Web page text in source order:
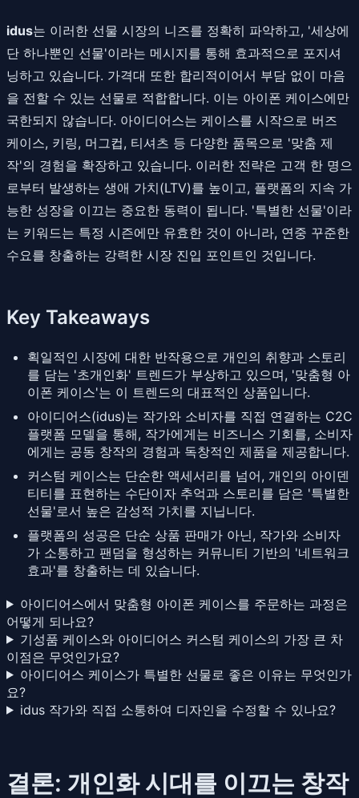
idus는 이러한 선물 시장의 니즈를 정확히 파악하고, '세상에
단 하나뿐인 선물'이라는 메시지를 통해 효과적으로 포지셔
닝하고 있습니다. 가격대 또한 합리적이어서 부담 없이 마음
을 전할 수 있는 선물로 적합합니다. 이는 아이폰 케이스에만
국한되지 않습니다. 아이디어스는 케이스를 시작으로 버즈
케이스, 키링, 머그컵, 티셔츠 등 다양한 품목으로 '맞춤 제
작'의 경험을 확장하고 있습니다. 이러한 전략은 고객 한 명으
로부터 발생하는 생애 가치(LTV)를 높이고, 플랫폼의 지속 가
능한 성장을 이끄는 중요한 동력이 됩니다. '특별한 선물'이라
는 키워드는 특정 시즌에만 유효한 것이 아니라, 연중 꾸준한
수요를 창출하는 강력한 시장 진입 포인트인 것입니다.
Key Takeaways
획일적인 시장에 대한 반작용으로 개인의 취향과 스토리
를 담는 '초개인화' 트렌드가 부상하고 있으며, '맞춤형 아
이폰 케이스'는 이 트렌드의 대표적인 상품입니다.
아이디어스(idus)는 작가와 소비자를 직접 연결하는 C2C
플랫폼 모델을 통해, 작가에게는 비즈니스 기회를, 소비자
에게는 공동 창작의 경험과 독창적인 제품을 제공합니다.
커스텀 케이스는 단순한 액세서리를 넘어, 개인의 아이덴
티티를 표현하는 수단이자 추억과 스토리를 담은 '특별한
선물'로서 높은 감성적 가치를 지닙니다.
플랫폼의 성공은 단순 상품 판매가 아닌, 작가와 소비자
가 소통하고 팬덤을 형성하는 커뮤니티 기반의 '네트워크
효과'를 창출하는 데 있습니다.
아이디어스에서 맞춤형 아이폰 케이스를 주문하는 과정은
어떻게 되나요?
기성품 케이스와 아이디어스 커스텀 케이스의 가장 큰 차
이점은 무엇인가요?
아이디어스 케이스가 특별한 선물로 좋은 이유는 무엇인가
요?
idus 작가와 직접 소통하여 디자인을 수정할 수 있나요?
결론: 개인화 시대를 이끄는 창작